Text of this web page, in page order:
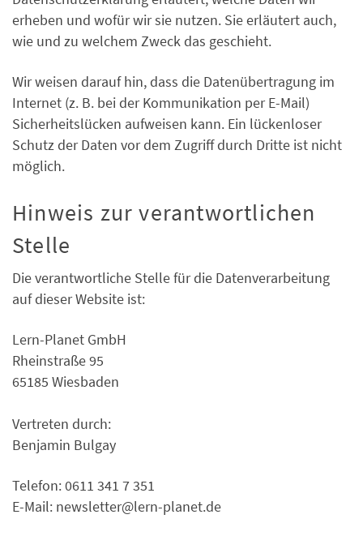
erheben und wofür wir sie nutzen. Sie erläutert auch,
wie und zu welchem Zweck das geschieht.
Wir weisen darauf hin, dass die Datenübertragung im
Internet (z. B. bei der Kommunikation per E-Mail)
Sicherheitslücken aufweisen kann. Ein lückenloser
Schutz der Daten vor dem Zugriff durch Dritte ist nicht
möglich.
Hinweis zur verantwortlichen
Stelle
Die verantwortliche Stelle für die Datenverarbeitung
auf dieser Website ist:
Lern-Planet GmbH
Rheinstraße 95
65185 Wiesbaden
Vertreten durch:
Benjamin Bulgay
Telefon: 0611 341 7 351
E-Mail: newsletter@lern-planet.de